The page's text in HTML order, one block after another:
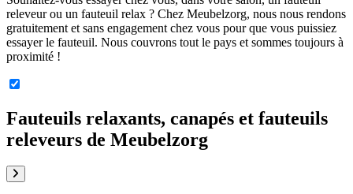
releveur ou un fauteuil relax ? Chez Meubelzorg, nous nous rendons
gratuitement et sans engagement chez vous pour que vous puissiez
essayer le fauteuil. Nous couvrons tout le pays et sommes toujours à
proximité !
Fauteuils relaxants, canapés et fauteuils
releveurs de Meubelzorg